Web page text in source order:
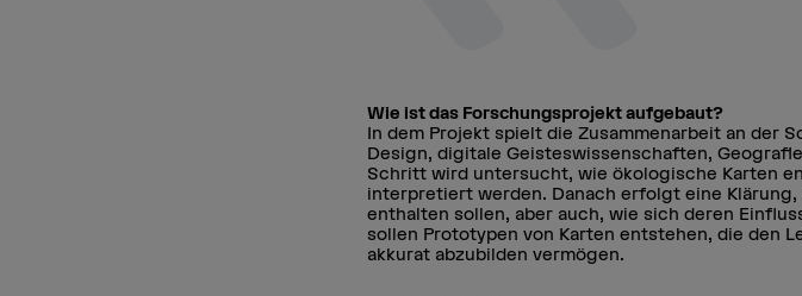
Wie ist das Forschungsprojekt aufgebaut?
In dem Projekt spielt die Zusammenarbeit an der
Design, digitale Geisteswissenschaften,
Schritt wird untersucht, wie ökologische Karten
interpretiert werden. Danach erfolgt eine
enthalten sollen, aber auch, wie sich deren
sollen Prototypen von Karten entstehen, die den
akkurat abzubilden vermögen.